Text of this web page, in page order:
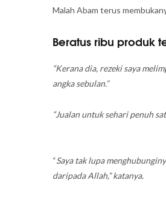
Malah Abam terus
Beratus ribu produk
“Kerana dia, rezeki saya
angka sebulan.”
“Jualan untuk sehari penuh
“Saya tak lupa
daripada Allah,” katanya.